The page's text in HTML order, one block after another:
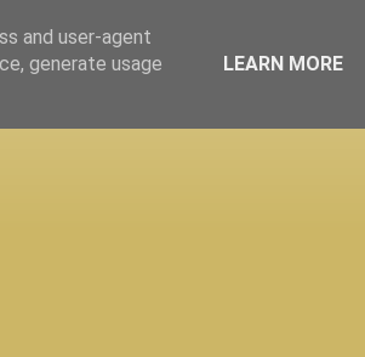
and user-agent
generate usage
LEARN MORE